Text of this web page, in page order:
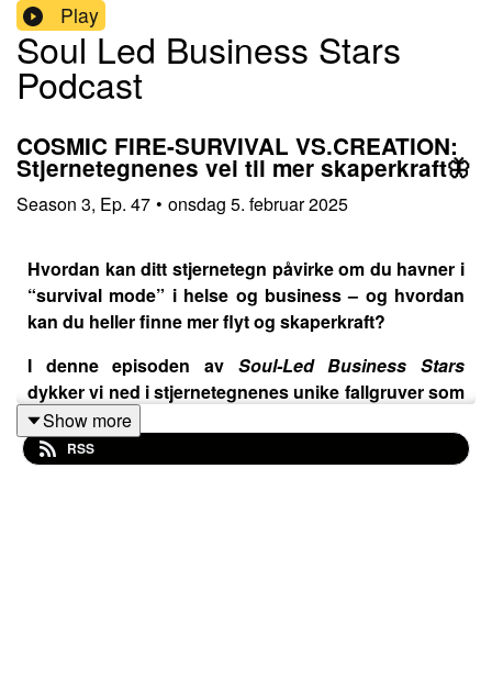
Play
Soul Led Business Stars
Podcast
COSMIC FIRE-SURVIVAL VS.CREATION:
Stjernetegnenes vei til mer skaperkraft🦋
Season 3, Ep. 47 • onsdag 5. februar 2025
Hvordan kan ditt stjernetegn påvirke om du havner i
“survival mode” i helse og business – og hvordan
kan du heller finne mer flyt og skaperkraft?
I denne episoden av Soul-Led Business Stars
dykker vi ned i stjernetegnenes unike fallgruver som
kan føre til overlevelsesmodus, hvor fokus på mål
og ytre prestasjon hindrer din kreativ flyt. Jeg
utforsker hvordan du kan bli bevisst på dine
Show more
RSS